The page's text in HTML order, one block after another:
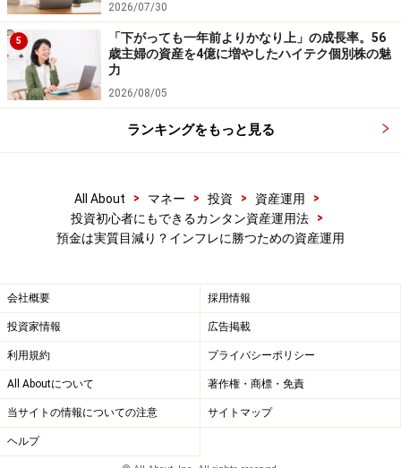
また、「物価連動国債」も物価が上がれば元本が増える
という特徴を持ち、インフレに強い債券です。現在は機
関投資家向けに発行されており、個人が直接保有するこ
とはできませんが（ただし2015年1月以降は個人の直接
保有が解禁の予定）、物価連動国債を投資対象とする投
資信託なら購入が可能です。
消費増税による景気下振れリスクや海外の地政学的リス
クなど懸念材料もあり、物価や運用環境の先行きは不透
何もしないこともまたリスクとなります。物価や景気動
向の行方を注視しながら、自分なりの運用プランをじっ
くりと検討してみてはいかがでしょう。
【関連記事】
・資産運用を始める前の3つのステップ
・投資信託、3つの魅力とその仕組み
・インフレ対応！物価連動国債を個人も買える
2026/07/30
5
「下がっても一年前よりかなり上」の成長率。56
歳主婦の資産を4億に増やしたハイテク個別株の魅
力
2026/08/05
ランキングをもっと見る
All About > マネー > 投資 > 資産運用
>
投資初心者にもできるカンタン資産運用法
>
預金は実質目減り？インフレに勝つための資産運用
会社概要 採用情報
投資家情報 広告掲載
利用規約 プライバシーポリシー
All Aboutについて 著作権・商標・免責
当サイトの情報についての注意 サイトマップ
ヘルプ